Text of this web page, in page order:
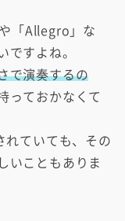
「Allegro」な
ですよね。
で演奏するの
っておかなくて
れていても、その
いこともありま